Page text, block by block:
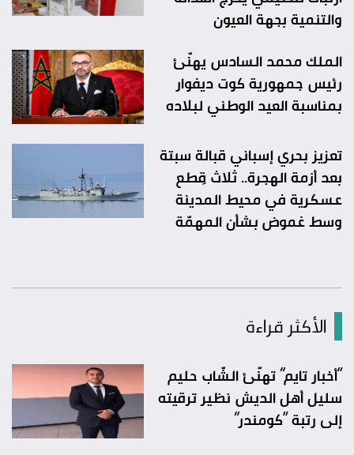
والتنمية بجهة العيون
الملك محمد السادس يهنّئ
رئيس جمهورية كوت ديفوار
بمناسبة العيد الوطني لبلاده
تعزيز بحري إسباني قبالة سبتة
بعد أزمة الهجرة.. ثلاث قِطع
عسكرية في محيط المدينة
وسط غموض بشأن المهمّة
الأكثر قراءة
“أخبار تايم” تهنّئ الشّاب حليم
سليل أهل الديش نظير ترقيته
إلى رتبة “كومندر”